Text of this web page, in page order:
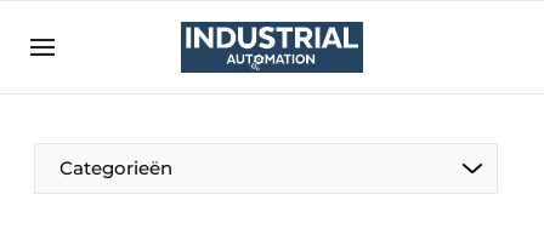
Aanmelden
Bedrijven
Bedrijven
Categorieën